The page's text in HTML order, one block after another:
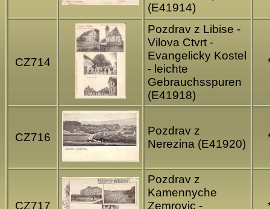
(E41914)
CZ714
Pozdrav z Libise -
Vilova Ctvrt -
Evangelicky Kostel
- leichte
Gebrauchsspuren
(E41918)
CZ716
Pozdrav z
Nerezina (E41920)
CZ717
Pozdrav z
Kamennyche
Zemrovic -